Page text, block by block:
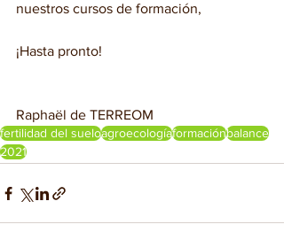
nuestros cursos de formación,
¡Hasta pronto!
Raphaël de TERREOM
fertilidad del sueloagroecologíaformaciónbalance
2021